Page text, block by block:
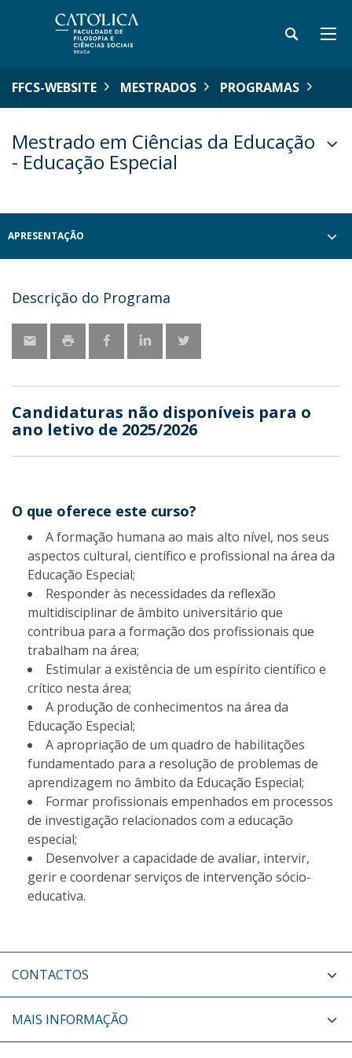
FFCS-WEBSITE MESTRADOS PROGRAMAS
Mestrado em Ciências da Educação
- Educação Especial
APRESENTAÇÃO
Descrição do Programa
Candidaturas não disponíveis para o
ano letivo de 2025/2026
O que oferece este curso?
A formação humana ao mais alto nível, nos seus
aspectos cultural, científico e profissional na área da
Educação Especial;
Responder às necessidades da reflexão
multidisciplinar de âmbito universitário que
contribua para a formação dos profissionais que
trabalham na área;
Estimular a existência de um espírito científico e
crítico nesta área;
A produção de conhecimentos na área da
Educação Especial;
A apropriação de um quadro de habilitações
fundamentado para a resolução de problemas de
aprendizagem no âmbito da Educação Especial;
Formar profissionais empenhados em processos
de investigação relacionados com a educação
especial;
Desenvolver a capacidade de avaliar, intervir,
gerir e coordenar serviços de intervenção sócio-
educativa.
CONTACTOS
MAIS INFORMAÇÃO